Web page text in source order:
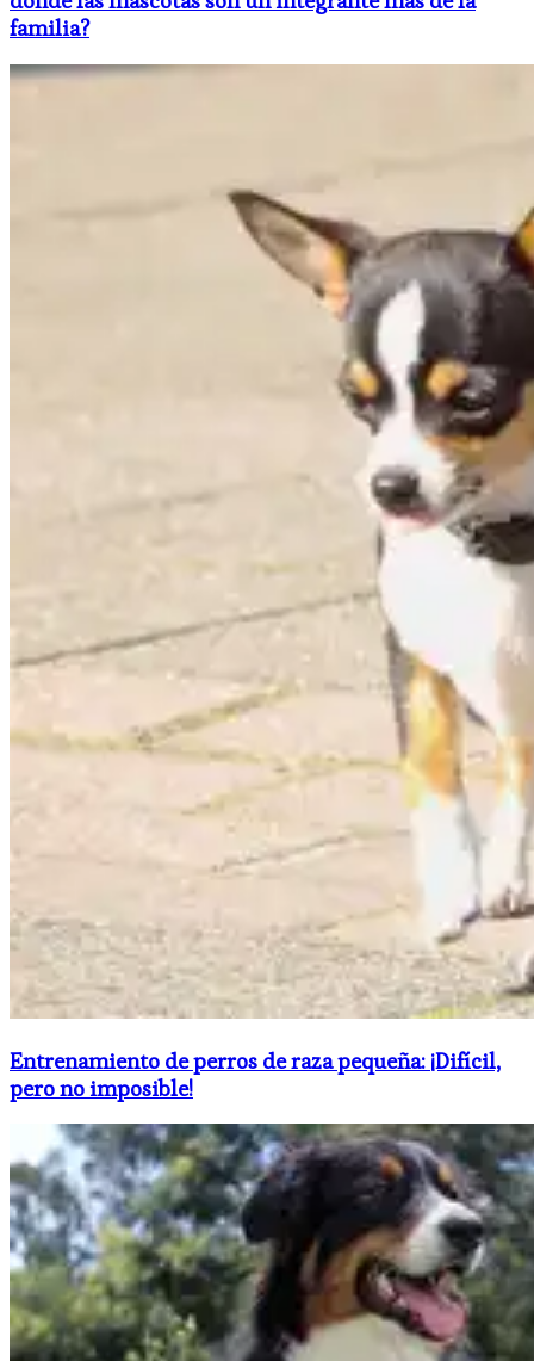
familia?
Entrenamiento de perros de raza pequeña: ¡Difícil,
pero no imposible!